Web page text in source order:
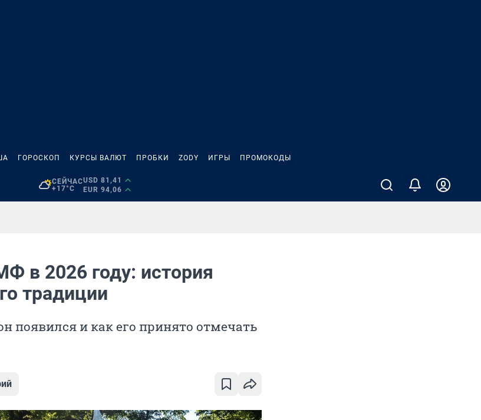
ГОРОСКОП КУРСЫ ВАЛЮТ ПРОБКИ ZODY ИГРЫ ПРОМОКОДЫ
СЕЙЧАС
+17°C
USD 81,41
EUR 94,06
в 2026 году: история
традиции
появился и как его принято отмечать